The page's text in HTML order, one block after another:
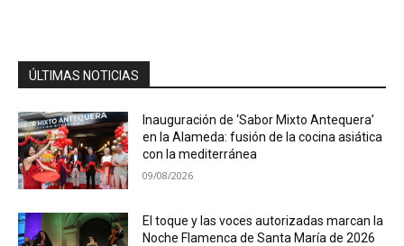
ÚLTIMAS NOTICIAS
Inauguración de ‘Sabor Mixto Antequera’
en la Alameda: fusión de la cocina asiática
con la mediterránea
09/08/2026
El toque y las voces autorizadas marcan la
Noche Flamenca de Santa María de 2026